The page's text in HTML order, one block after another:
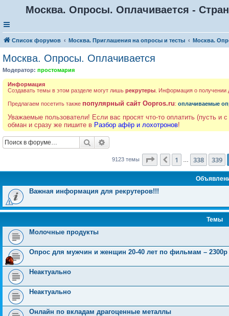
Москва. Опросы. Оплачивается -
Список форумов Москва. Приглашения на опросы и тесты Москва.
Москва. Опросы. Оплачивается
Модератор: простомария
Информация
Создавать темы в этом разделе могут лишь рекрутеры . Информация о получении
Предлагаем посетить также популярный сайт Oopros.ru: оплачиваемые
Уважаемые пользователи! Если вас просят что-то оплатить (пусть и
обман и сразу же пишите в Разбор афёр и лохотронов!
Поиск
9123 темы Страница 340из 365
Пред.
1 338 339
Важная информация для рекрутеров!!!
Темы
Молочные продукты
Опрос для мужчин и женщин 20-40 лет по фильмам – 2300р
Неактуально
Неактуально
Онлайн по вкладам драгоценные металлы